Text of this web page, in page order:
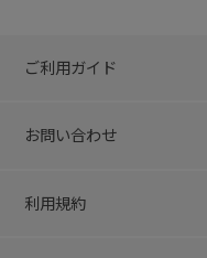
ご利用ガイド
お問い合わせ
利用規約